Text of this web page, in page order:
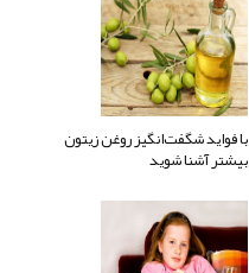
با فواید شگفت‌انگیز روغن زیتون
بیشتر آشنا شوید